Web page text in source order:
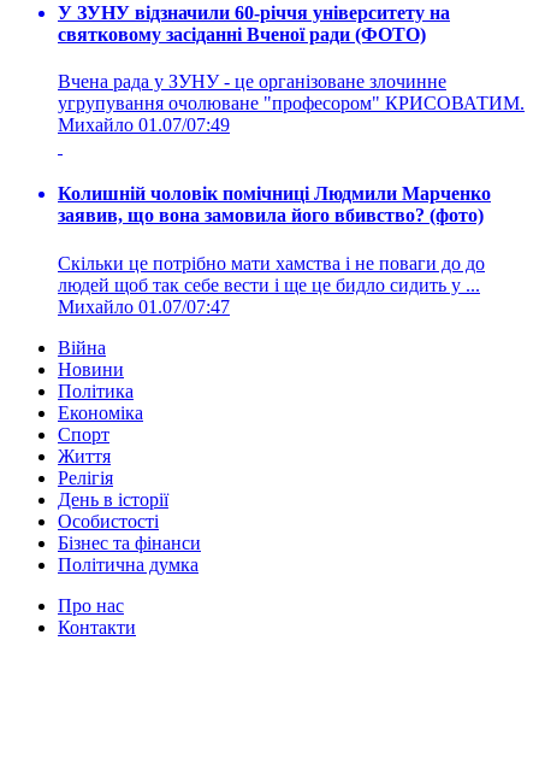
У ЗУНУ відзначили 60-річчя університету на
святковому засіданні Вченої ради (ФОТО)
Вчена рада у ЗУНУ - це організоване злочинне
угрупування очолюване "професором" КРИСОВАТИМ.
Михайло 01.07/07:49
Колишній чоловік помічниці Людмили Марченко
заявив, що вона замовила його вбивство? (фото)
Скільки це потрібно мати хамства і не поваги до до
людей щоб так себе вести і ще це бидло сидить у ...
Михайло 01.07/07:47
Війна
Новини
Політика
Економіка
Спорт
Життя
Релігія
День в історії
Особистості
Бізнес та фінанси
Політична думка
Про нас
Контакти